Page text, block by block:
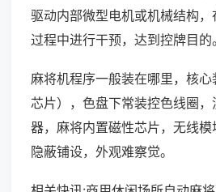
驱动内部微型电机或机械结构
过程中进行干预，达到控牌目的。
麻将机程序一般装在哪里，核
芯片），色盘下常装控色线圈
器，麻将内置磁性芯片，无线
隐蔽铺设，外观难察觉。